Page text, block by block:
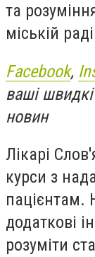
та
міській
Facebook,
ваші
новин
Лікарі
курси з
пацієнтам.
додаткові
розуміти